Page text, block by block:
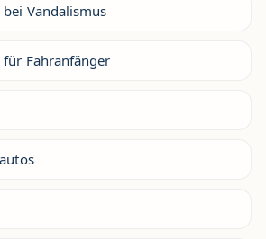
bei Vandalismus
für Fahranfänger